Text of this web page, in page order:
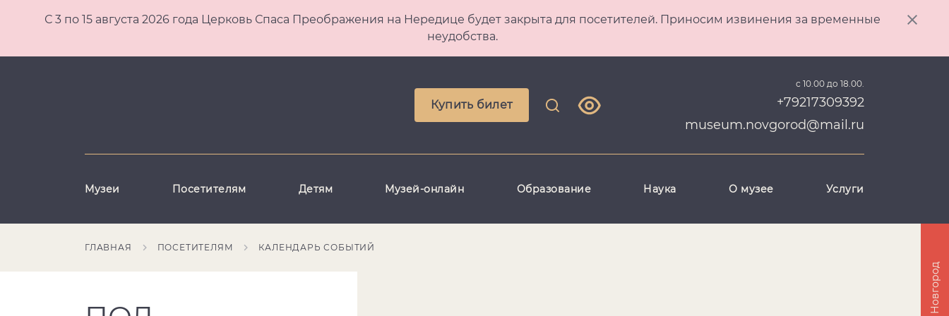
С 3 по 15 августа 2026 года Церковь Спаса Преображения на Нередице будет закрыта для посетителей. Приносим извинения за временные
неудобства.
Купить билет
с 10.00 до 18.00.
+79217309392
museum.novgorod@mail.ru
Музеи Посетителям Детям Музей-онлайн Образование Наука О музее Услуги
ГЛАВНАЯ ПОСЕТИТЕЛЯМ КАЛЕНДАРЬ СОБЫТИЙ